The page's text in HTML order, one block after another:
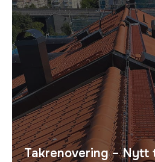
Takrenovering – Nytt